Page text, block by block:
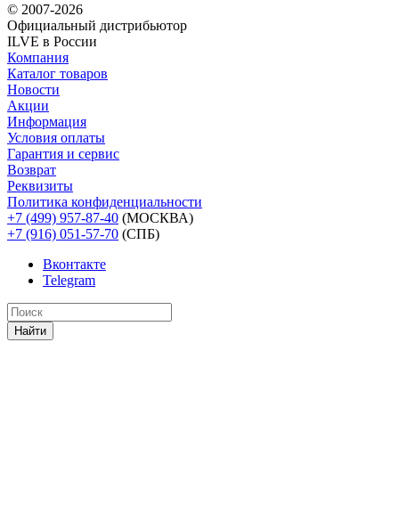
© 2007-2026
Официальный дистрибьютoр
ILVE в России
Компания
Каталог товаров
Новости
Акции
Информация
Условия оплаты
Гарантия и сервис
Возврат
Реквизиты
Политика конфиденциальности
+7 (499) 957-87-40 (МОСКВА)
+7 (916) 051-57-70 (СПБ)
Вконтакте
Telegram
Найти